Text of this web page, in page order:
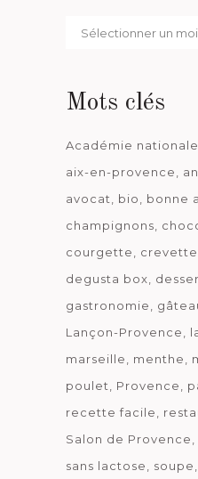
Par
Mots clés
Académie
aix-en-provence
avocat
bio bonne
champignons
courgette
degusta box
gastronomie
Lançon-Provence
marseille
menthe
poulet
Provence
recette facile
Salon de Provence
sans lactose
soupe